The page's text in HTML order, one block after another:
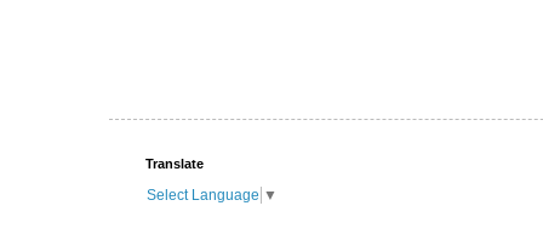
Translate
Select Language ▼